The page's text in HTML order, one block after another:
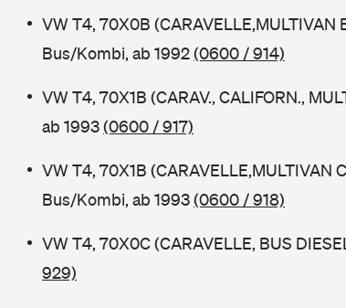
VW T4, 70X0B (CARAVELLE,MULTIVAN
Bus/Kombi, ab 1992(0600 / 914)
VW T4, 70X1B (CARAV., CALIFORN.,
ab 1993(0600 / 917)
VW T4, 70X1B (CARAVELLE,MULTIVAN
Bus/Kombi, ab 1993(0600 / 918)
VW T4, 70X0C (CARAVELLE, BUS
929)